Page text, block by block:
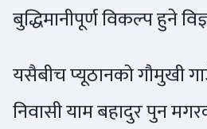
बुद्धिमानीपूर्ण विकल्प हुने
यसैबीच प्यूठानको गौमुखी
निवासी याम बहादुर पुन